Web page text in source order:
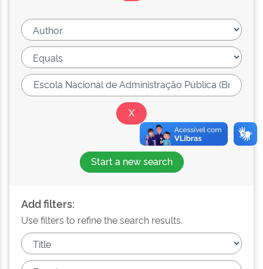
Start a new search
Add filters:
Use filters to refine the search results.